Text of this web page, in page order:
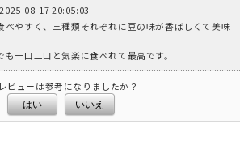
08-17 20:05:03
べやすく、三種類それぞれに豆の味が香ばしくて美味
一口二口と気楽に食べれて最高です。
ビューは参考になりましたか？
はい いいえ